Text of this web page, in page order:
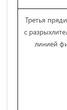
Третья
с
линией